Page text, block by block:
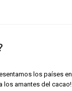
los países en
los amantes del cacao!